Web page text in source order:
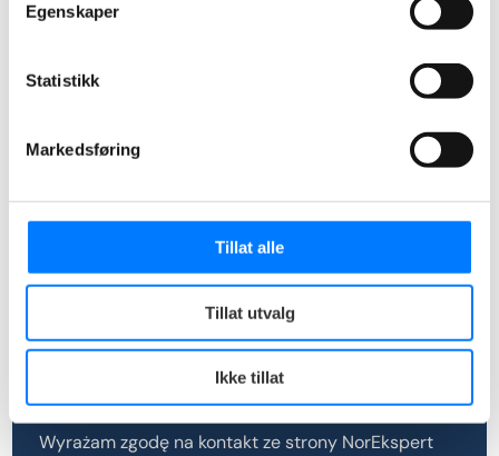
Egenskaper
Statistikk
Markedsføring
Tillat alle
Tillat utvalg
Ikke tillat
Przeciągnij załącznik w to pole
albo
wybierz z dysku (max 10 MB)
Wyrażam zgodę na kontakt ze strony NorEkspert